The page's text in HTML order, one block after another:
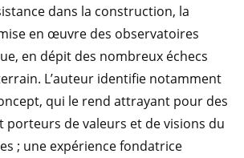
dans la construction, la
en œuvre des observatoires
en dépit des nombreux échecs
L’auteur identifie notamment
qui le rend attrayant pour des
de valeurs et de visions du
; une expérience fondatrice